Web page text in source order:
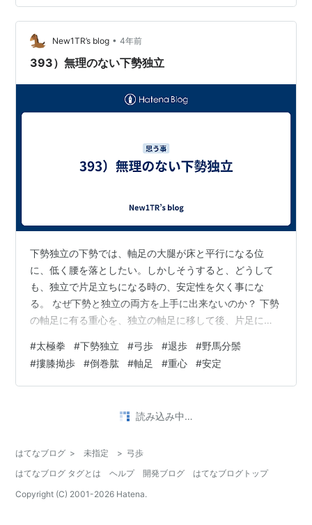
を保持する。 ⑥摟膝拗歩、倒巻肱、高探馬で、収臂する
為に後方に挙げた手には、顔を正対させ両目でしっかり
と見た上で、収臂動作に入る。 ⑦上歩時には頭を突っ込
まない。 ⑧蹬脚で上げる足の高さ、下…
New1TR’s blog • 4年前
393）無理のない下勢独立
下勢独立の下勢では、軸足の大腿が床と平行になる位
に、低く腰を落としたい。しかしそうすると、どうして
も、独立で片足立ちになる時の、安定性を欠く事にな
る。 なぜ下勢と独立の両方を上手に出来ないのか？ 下勢
の軸足に有る重心を、独立の軸足に移して後、片足にな
らないと、独立の軸足に重心が、届かないからである。
私達は弓歩の練習で、上歩する時には前に出した足がシ
ッカリと着地する迄、重心は後足（軸足）に残して置く
勢の為に横後ろに出した足がシッカリと着地する迄、重
#太極拳 #下勢独立 #弓歩 #退歩 #野馬分鬃
#摟膝拗歩 #倒巻肱 #軸足 #重心 #安定
読み込み中…
はてなブログ > 未指定 > 弓歩
はてなブログ タグとは
ヘルプ 開発ブログ
はてなブログトップ
Copyright (C) 2001-2026 Hatena.